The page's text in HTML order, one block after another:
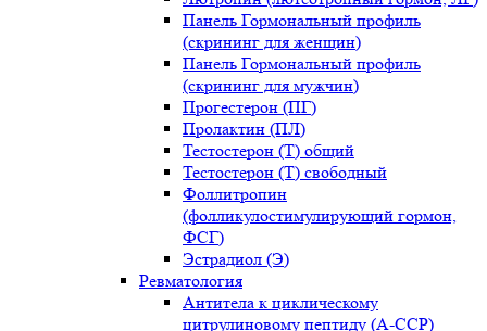
Панель Гормональный профиль
(скрининг для женщин)
Панель Гормональный профиль
(скрининг для мужчин)
Прогестерон (ПГ)
Пролактин (ПЛ)
Тестостерон (Т) общий
Тестостерон (Т) свободный
Фоллитропин
(фолликулостимулирующий гормон,
ФСГ)
Эстрадиол (Э)
Ревматология
Антитела к циклическому
цитрулиновому пептиду (A-ССР)